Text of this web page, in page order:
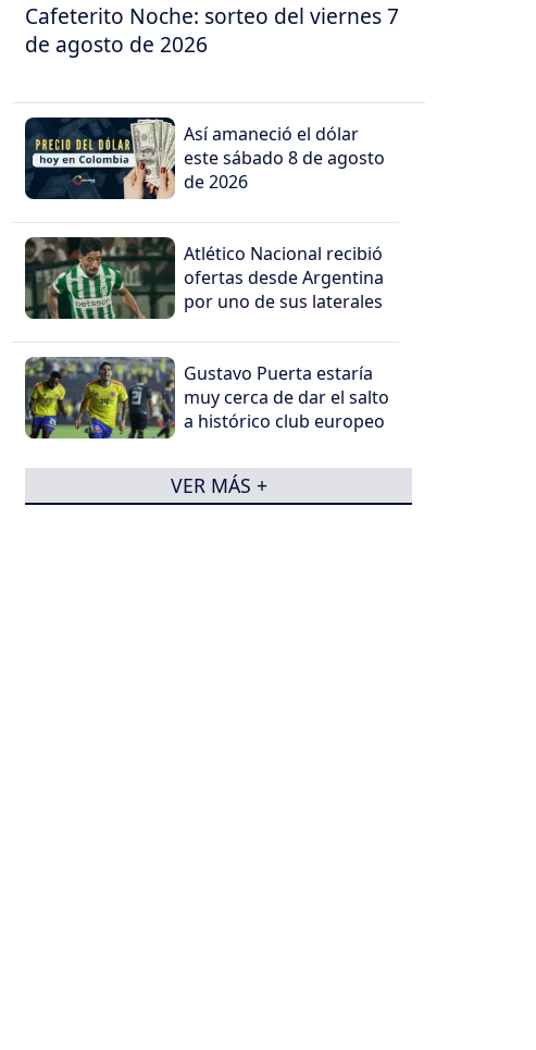
Cafeterito Noche: sorteo del viernes 7
de agosto de 2026
Así amaneció el dólar
este sábado 8 de agosto
de 2026
Atlético Nacional recibió
ofertas desde Argentina
por uno de sus laterales
Gustavo Puerta estaría
muy cerca de dar el salto
a histórico club europeo
VER MÁS +